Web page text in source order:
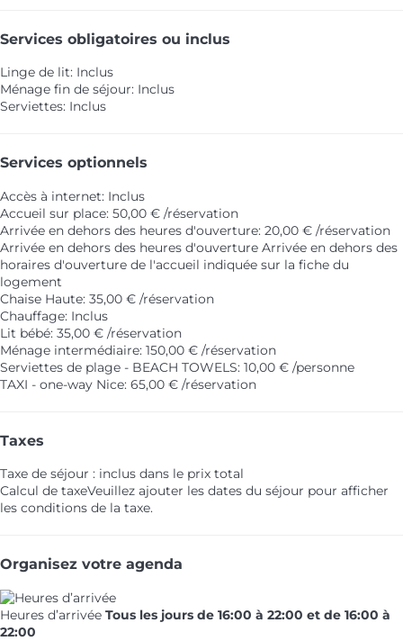
Services obligatoires ou inclus
Linge de lit: Inclus
Ménage fin de séjour: Inclus
Serviettes: Inclus
Services optionnels
Accès à internet: Inclus
Accueil sur place: 50,00 € /réservation
Arrivée en dehors des heures d'ouverture: 20,00 € /réservation
Arrivée en dehors des heures d'ouverture Arrivée en dehors des
horaires d'ouverture de l'accueil indiquée sur la fiche du
logement
Chaise Haute: 35,00 € /réservation
Chauffage: Inclus
Lit bébé: 35,00 € /réservation
Ménage intermédiaire: 150,00 € /réservation
Serviettes de plage - BEACH TOWELS: 10,00 € /personne
TAXI - one-way Nice: 65,00 € /réservation
Taxes
Taxe de séjour : inclus dans le prix total
Calcul de taxeVeuillez ajouter les dates du séjour pour afficher
les conditions de la taxe.
Organisez votre agenda
Heures d’arrivée Tous les jours de 16:00 à 22:00 et de 16:00 à
22:00